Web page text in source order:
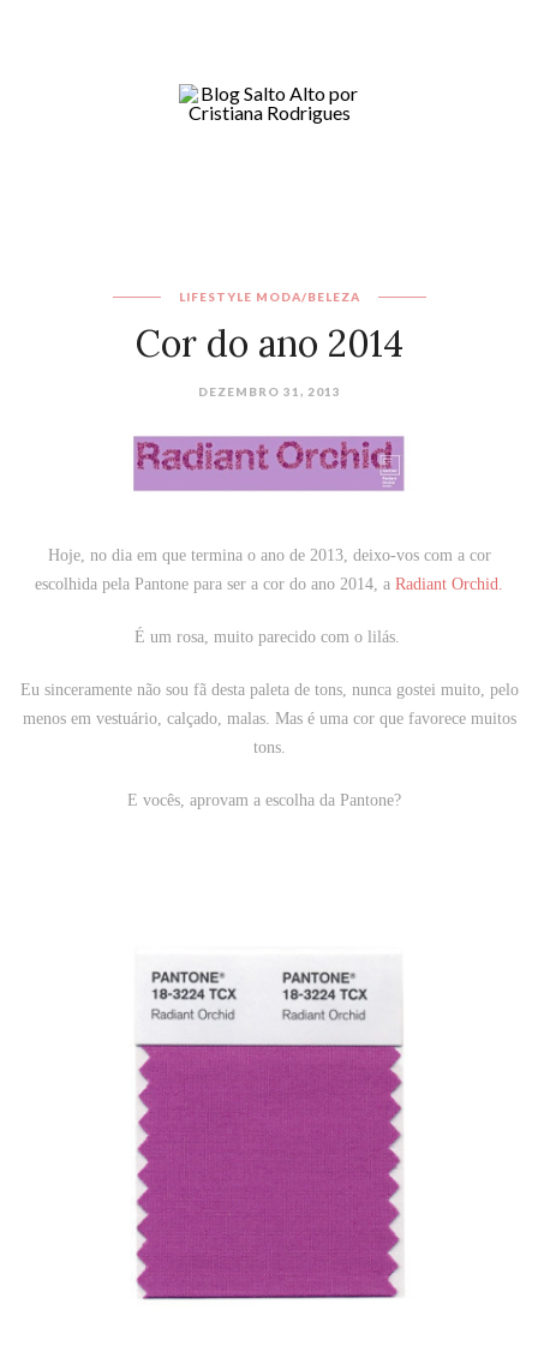
LIFESTYLE MODA/BELEZA
Cor do ano 2014
DEZEMBRO 31, 2013
Hoje, no dia em que termina o ano de 2013, deixo-vos com a cor
escolhida pela Pantone para ser a cor do ano 2014, a Radiant Orchid.
É um rosa, muito parecido com o lilás.
Eu sinceramente não sou fã desta paleta de tons, nunca gostei muito, pelo
menos em vestuário, calçado, malas. Mas é uma cor que favorece muitos
tons.
E vocês, aprovam a escolha da Pantone?